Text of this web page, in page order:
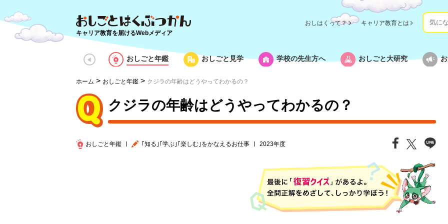
キャリア教育を届けるWebメディア
おしはくって？ キャリア教育とは
おしごと年鑑 おしごと見学 学校の先生方へ おしごと大研究
ホーム > おしごと年鑑 > クジラの年齢はどうやってわかるの？
クジラの年齢はどうやってわかるの？
おしごと年鑑 ｢知る｣｢学ぶ｣｢楽しむ｣をかなえるお仕事 2023年度